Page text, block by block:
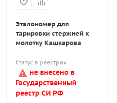
Эталономер для
тарировки стержней к
молотку Кашкарова
Статус в реестрах
не внесено в
Государственный
реестр СИ РФ